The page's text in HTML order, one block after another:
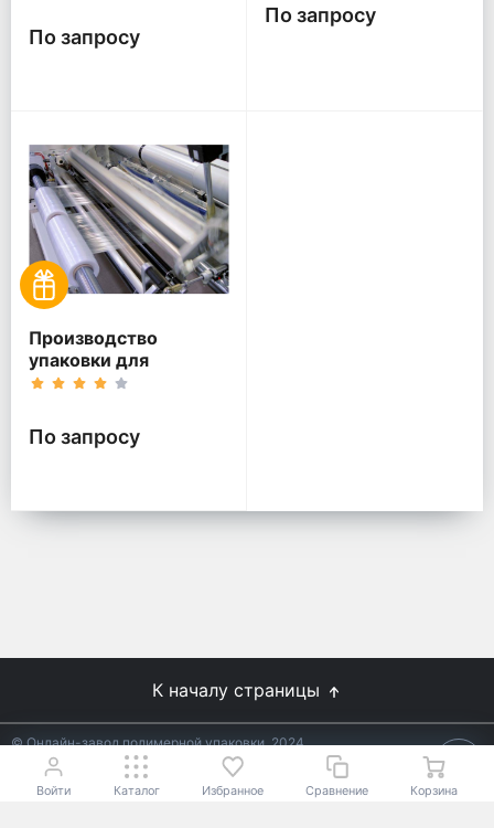
По запросу
По запросу
Производство
упаковки для
продуктов
По запросу
К началу страницы
© Онлайн-завод полимерной упаковки, 2024
Не является публичной офертой.Условия уточняйте у
менеджеров.
Войти Каталог Избранное Сравнение Корзина